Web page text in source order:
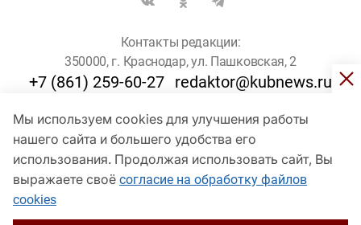
Мы используем cookies для улучшения работы
нашего сайта и большего удобства его
использования. Продолжая использовать сайт, Вы
выражаете своё согласие на обработку файлов
cookies
Контакты редакции:
350000, г. Краснодар, ул. Пашковская, 2
+7 (861) 259-60-27 redaktor@kubnews.ru
Для пользователей старше 16 лет
© Кубанские Новости, 2017
Сетевое издание «kubnews» зарегистрировано Федеральной
службой по надзору в сфере связи, информационных технологий
и массовых коммуникаций (Роскомнадзор). Регистрационный